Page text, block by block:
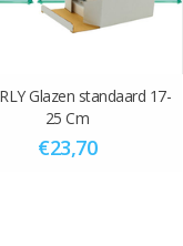
de proef die wij u
Glazen standaard 17-
25 Cm
€23,70